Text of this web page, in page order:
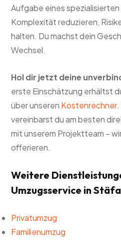
Aufgabe eines spezialisierten
Komplexität reduzieren,
halten. Du machst dein
Wechsel.
Hol dir jetzt deine
erste Einschätzung erhältst
über unseren Kostenrechner.
vereinbarst du am besten
mit unserem Projektteam –
offerieren.
Weitere
Umzugsservice in Stäfa
Privatumzug
Familienumzug